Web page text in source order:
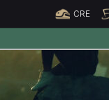
CRE